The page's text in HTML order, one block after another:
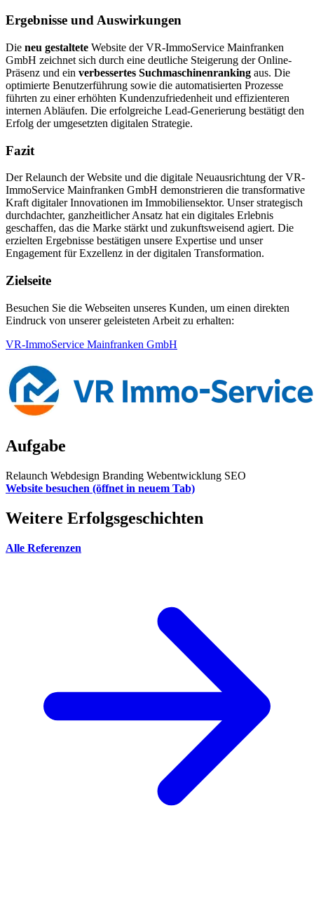
Ergebnisse und Auswirkungen
Die neu gestaltete Website der VR-ImmoService Mainfranken
GmbH zeichnet sich durch eine deutliche Steigerung der Online-
Präsenz und ein verbessertes Suchmaschinenranking aus. Die
optimierte Benutzerführung sowie die automatisierten Prozesse
führten zu einer erhöhten Kundenzufriedenheit und effizienteren
internen Abläufen. Die erfolgreiche Lead-Generierung bestätigt den
Erfolg der umgesetzten digitalen Strategie.
Fazit
Der Relaunch der Website und die digitale Neuausrichtung der VR-
ImmoService Mainfranken GmbH demonstrieren die transformative
Kraft digitaler Innovationen im Immobiliensektor. Unser strategisch
durchdachter, ganzheitlicher Ansatz hat ein digitales Erlebnis
geschaffen, das die Marke stärkt und zukunftsweisend agiert. Die
erzielten Ergebnisse bestätigen unsere Expertise und unser
Engagement für Exzellenz in der digitalen Transformation.
Zielseite
Besuchen Sie die Webseiten unseres Kunden, um einen direkten
Eindruck von unserer geleisteten Arbeit zu erhalten:
VR-ImmoService Mainfranken GmbH
Aufgabe
Relaunch Webdesign Branding Webentwicklung SEO
Website besuchen (öffnet in neuem Tab)
Weitere Erfolgsgeschichten
Alle Referenzen